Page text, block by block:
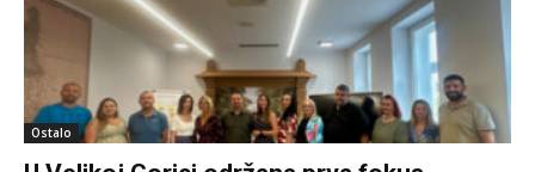
Ostalo